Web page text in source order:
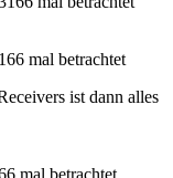
mal betrachtet
ist dann alles